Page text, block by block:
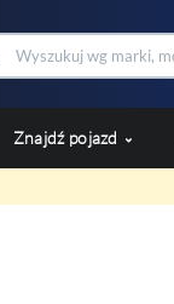
Znajdź pojazd